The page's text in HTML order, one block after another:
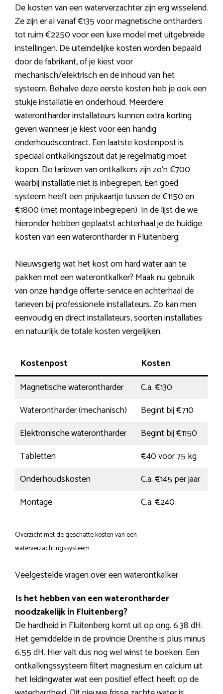
De kosten van een waterverzachter zijn erg wisselend.
Ze zijn er al vanaf €135 voor magnetische ontharders
tot ruim €2250 voor een luxe model met uitgebreide
instellingen. De uiteindelijke kosten worden bepaald
door de fabrikant, of je kiest voor
mechanisch/elektrisch en de inhoud van het
systeem. Behalve deze eerste kosten heb je ook een
stukje installatie en onderhoud. Meerdere
waterontharder installateurs kunnen extra korting
geven wanneer je kiest voor een handig
onderhoudscontract. Een laatste kostenpost is
speciaal ontkalkingszout dat je regelmatig moet
kopen. De tarieven van ontkalkers zijn zo’n €700
waarbij installatie niet is inbegrepen. Een goed
systeem heeft een prijskaartje tussen de €1150 en
€1800 (met montage inbegrepen). In de lijst die we
hieronder hebben geplaatst achterhaal je de huidige
kosten van een waterontharder in Fluitenberg.
Nieuwsgierig wat het kost om hard water aan te
pakken met een waterontkalker? Maak nu gebruik
van onze handige offerte-service en achterhaal de
tarieven bij professionele installateurs. Zo kan men
eenvoudig en direct installateurs, soorten installaties
en natuurlijk de totale kosten vergelijken.
Kostenpost
Kosten
Magnetische waterontharder
C.a. €130
Waterontharder (mechanisch)
Begint bij €710
Elektronische waterontharder
Begint bij €1150
Tabletten
€40 voor 75 kg
Onderhoudskosten
C.a. €145 per jaar
Montage
C.a. €240
Overzicht met de geschatte kosten van een
waterverzachtingssysteem
Veelgestelde vragen over een waterontkalker
Is het hebben van een waterontharder
noodzakelijk in Fluitenberg?
De hardheid in Fluitenberg komt uit op ong. 6.38 dH.
Het gemiddelde in de provincie Drenthe is plus minus
6.55 dH. Hier valt dus nog wel winst te boeken. Een
ontkalkingssysteem filtert magnesium en calcium uit
het leidingwater wat een positief effect heeft op de